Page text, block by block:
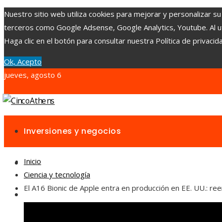
Nuestro sitio web utiliza cookies para mejorar y personalizar
terceros como Google Adsense, Google Analytics, Youtube.
Haga clic en el botón para consultar nuestra Política de
Ok, Acepto
jueves, agosto 6
Inversiones y negocios
Ciencia y tecnología
Cultura y ocio
Inicio
Ciencia y tecnología
El A16 Bionic de Apple entra en producción en EE. UU.: